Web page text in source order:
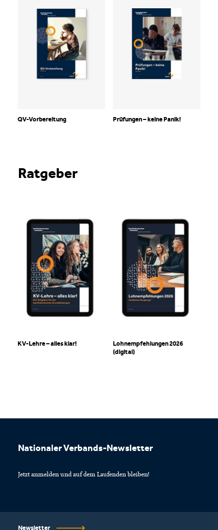
QV-Vorbereitung Prüfungen – keine Panik!
Ratgeber
KV-Lehre – alles klar!
Lohnempfehlungen 2026
(digital)
Nationaler Verbands-Newsletter
Jetzt anmelden und auf dem Laufenden bleiben!
Newsletter